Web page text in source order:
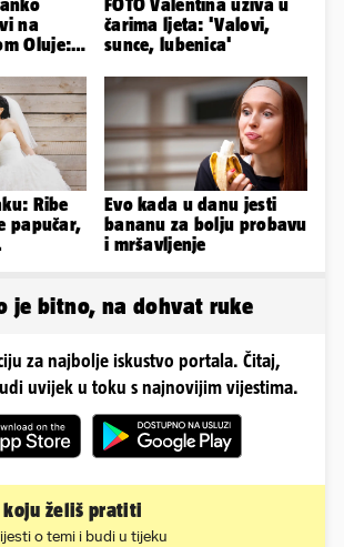
na
Oluje:
FOTO Valentina uživa u
čarima ljeta: 'Valovi,
sunce, lubenica'
Ribe
papučar,
Evo kada u danu jesti
bananu za bolju probavu
i mršavljenje
je bitno, na dohvat ruke
za najbolje iskustvo portala. Čitaj,
uvijek u toku s najnovijim vijestima.
koju želiš pratiti
o temi i budi u tijeku